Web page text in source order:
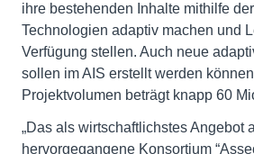
ihre bestehenden Inhalte mithilfe
Technologien adaptiv machen und
Verfügung stellen. Auch neue
sollen im AIS erstellt werden
Projektvolumen beträgt knapp 60
„Das als wirtschaftlichstes Angebot
hervorgegangene Konsortium